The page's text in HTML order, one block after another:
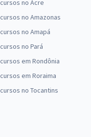
no Acre
no Amazonas
no Amapá
no Pará
em Rondônia
em Roraima
no Tocantins